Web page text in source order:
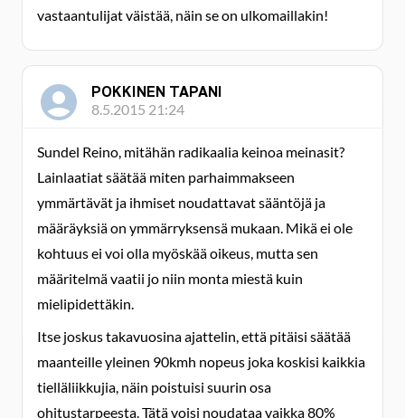
vastaantulijat väistää, näin se on ulkomaillakin!
POKKINEN TAPANI
8.5.2015 21:24
Sundel Reino, mitähän radikaalia keinoa meinasit?
Lainlaatiat säätää miten parhaimmakseen
ymmärtävät ja ihmiset noudattavat sääntöjä ja
määräyksiä on ymmärryksensä mukaan. Mikä ei ole
kohtuus ei voi olla myöskää oikeus, mutta sen
määritelmä vaatii jo niin monta miestä kuin
mielipidettäkin.
Itse joskus takavuosina ajattelin, että pitäisi säätää
maanteille yleinen 90kmh nopeus joka koskisi kaikkia
tielläliikkujia, näin poistuisi suurin osa
ohitustarpeesta. Tätä voisi noudataa vaikka 80%